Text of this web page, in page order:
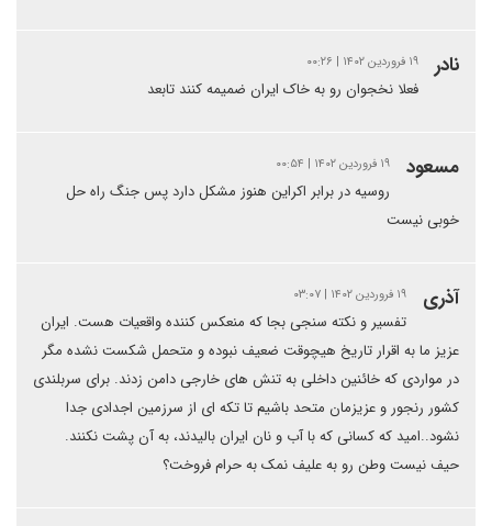
نادر ۱۹ فروردین ۱۴۰۲ | ۰۰:۲۶
فعلا نخجوان رو به خاک ایران ضمیمه کنند تابعد
مسعود ۱۹ فروردین ۱۴۰۲ | ۰۰:۵۴
روسیه در برابر اکراین هنوز مشکل دارد پس جنگ راه حل
خوبی نیست
آذری ۱۹ فروردین ۱۴۰۲ | ۰۳:۰۷
تفسیر و نکته سنجی بجا که منعکس کننده واقعیات هست. ایران
عزیز ما به اقرار تاریخ هیچوقت ضعیف نبوده و متحمل شکست نشده مگر
در مواردی که خائنین داخلی به تنش های خارجی دامن زدند. برای سربلندی
کشور رنجور و عزیزمان متحد باشیم تا تکه ای از سرزمین اجدادی جدا
نشود..امید که کسانی که با آب و نان ایران بالیدند، به آن پشت نکنند.
حیف نیست وطن رو به علیف نمک به حرام فروخت؟